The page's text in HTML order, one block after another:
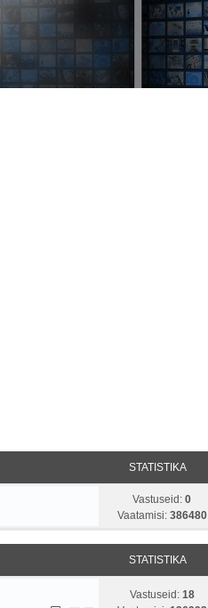
STATISTIKA
Vastuseid: 0
Vaatamisi: 386480
STATISTIKA
Vastuseid: 18